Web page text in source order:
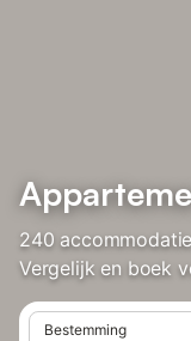
240
Vergelijk en boek
Bestemming